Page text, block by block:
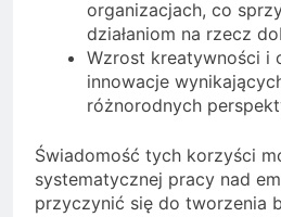
organizacjach, co
działaniom na rzecz
Wzrost kreatywności i
innowacje
różnorodnych
Świadomość tych korzyści
systematycznej pracy nad
przyczynić się do tworzenia